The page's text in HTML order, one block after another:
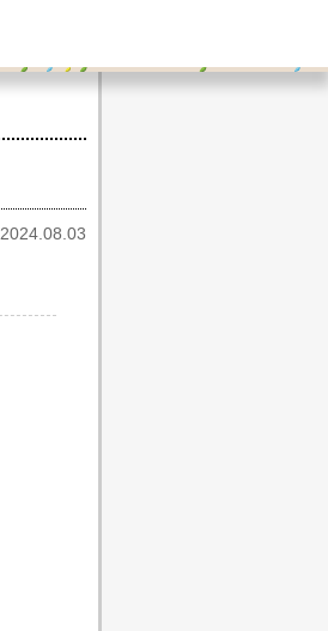
2024.08.03